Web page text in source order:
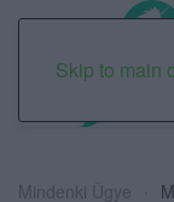
Skip to main
Mindenki Ügye